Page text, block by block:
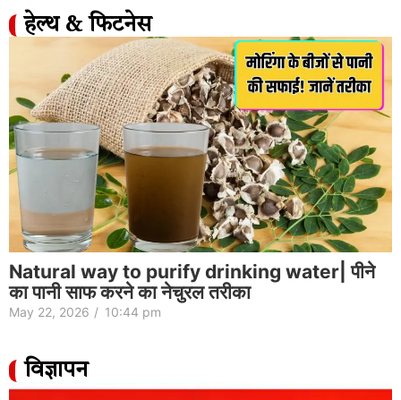
हेल्थ & फिटनेस
Natural way to purify drinking water| पीने
का पानी साफ करने का नेचुरल तरीका
May 22, 2026 / 10:44 pm
विज्ञापन